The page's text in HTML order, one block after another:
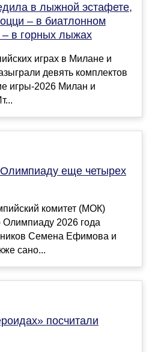
в лыжной эстафете,
– в биатлонном
в горных лыжах
играх в Милане и
девять комплектов
игры-2026 Милан и
еще четырех
комитет (МОК)
2026 года
Семена Ефимова и
сано...
посчитали